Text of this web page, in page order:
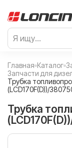
Главная Каталог
Запчасти для
Трубка
(LCD170F(D))/
Трубка